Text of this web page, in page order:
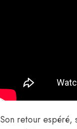
Son retour espéré,